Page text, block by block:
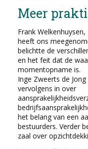
Meer
Frank
heeft ons
belichtte de
en het feit dat de
momentopname is.
Inge Zweerts de
vervolgens in over
het belang van een
bestuurders. Verder
zaal over